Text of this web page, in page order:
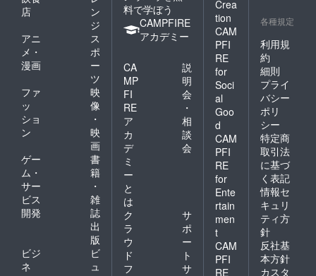
店
ン
ジ
アニ
メ・
漫画
ス
ポ
ー
ツ
ファ
ッ
ショ
ン
映
像
・
映
画
ゲー
ム・
サー
ビス
開発
書
籍
・
雑
誌
出
版
ビジ
ネ
ビ
ュ
料で学ぼう
CAMPFIRE
アカデミー
CA
MP
FI
RE
ア
カ
デ
ミ
ー
と
は
説
明
会
・
相
談
会
ク
ラ
ウ
ド
フ
サ
ポ
ー
ト
サ
Crea
tion
CAM
PFI
RE
for
Soci
al
Goo
d
CAM
PFI
RE
for
Ente
rtain
men
t
CAM
PFI
RE
各種規定
利用規
約
細則
プライ
バシー
ポリ
シー
特定商
取引法
に基づ
く表記
情報セ
キュリ
ティ方
針
反社基
本方針
カスタ